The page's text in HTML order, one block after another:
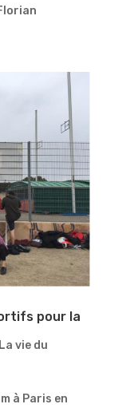
pour la
La vie du
à Paris en